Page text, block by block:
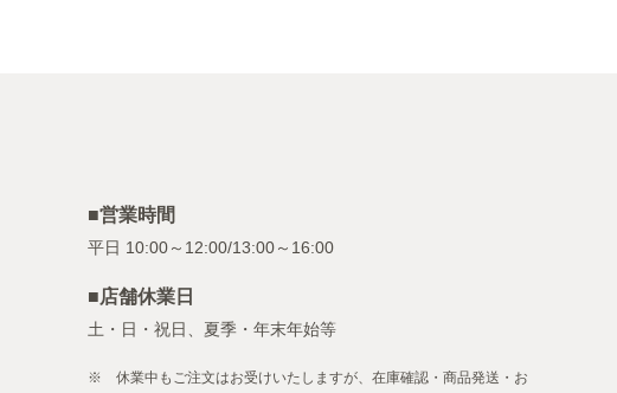
■営業時間
■店舗休業日
土・日・祝日、夏季・年末年始等
※ 休業中もご注文はお受けいたしますが、在庫確認・商品発送・お